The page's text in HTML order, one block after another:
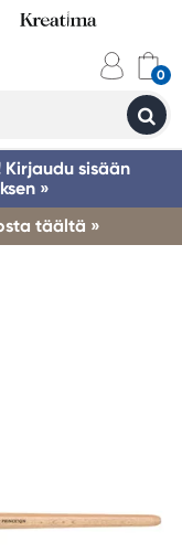
Kirjaudu sisään
»
täältä »